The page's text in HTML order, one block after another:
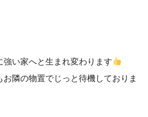
い家へと生まれ変わります
隣の物置でじっと待機しておりま